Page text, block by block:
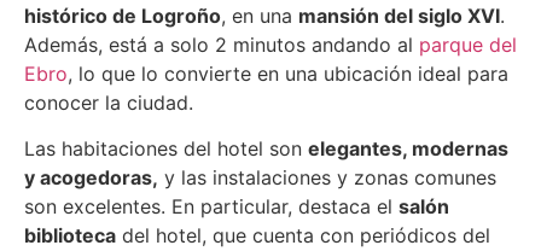
histórico de Logroño, en una mansión del siglo XVI.
Además, está a solo 2 minutos andando al parque del
Ebro, lo que lo convierte en una ubicación ideal para
conocer la ciudad.
Las habitaciones del hotel son elegantes, modernas
y acogedoras, y las instalaciones y zonas comunes
son excelentes. En particular, destaca el salón
biblioteca del hotel, que cuenta con periódicos del